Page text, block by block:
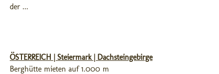
der ...
ÖSTERREICH | Steiermark | Dachsteingebirge
Berghütte mieten auf 1.000 m